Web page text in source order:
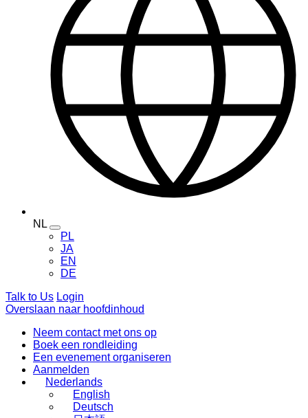
NL
Toggle
language
menu
PL
JA
EN
DE
Talk to Us Login
Overslaan naar hoofdinhoud
Neem contact met ons op
Boek een rondleiding
Een evenement organiseren
Aanmelden
Nederlands
English
Deutsch